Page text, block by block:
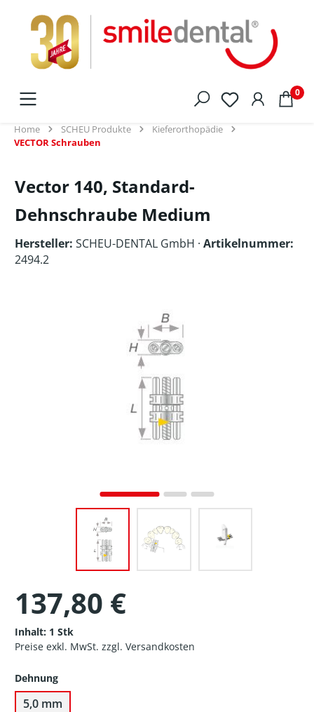
springen
0
Home SCHEU Produkte
Kieferorthopädie
VECTOR Schrauben
Vector 140, Standard-
Dehnschraube Medium
Hersteller: SCHEU-DENTAL GmbH · Artikelnummer:
2494.2
137,80 €
Inhalt: 1 Stk
Preise exkl. MwSt. zzgl. Versandkosten
Dehnung
5,0 mm